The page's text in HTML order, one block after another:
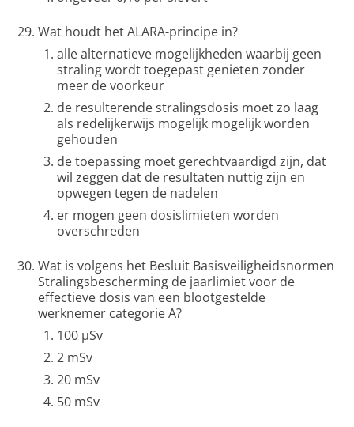
Wat houdt het ALARA-principe in?
alle alternatieve mogelijkheden waarbij geen
straling wordt toegepast genieten zonder
meer de voorkeur
de resulterende stralingsdosis moet zo laag
als redelijkerwijs mogelijk mogelijk worden
gehouden
de toepassing moet gerechtvaardigd zijn, dat
wil zeggen dat de resultaten nuttig zijn en
opwegen tegen de nadelen
er mogen geen dosislimieten worden
overschreden
Wat is volgens het Besluit Basisveiligheidsnormen
Stralingsbescherming de jaarlimiet voor de
effectieve dosis van een blootgestelde
werknemer categorie A?
100 μSv
2 mSv
20 mSv
50 mSv